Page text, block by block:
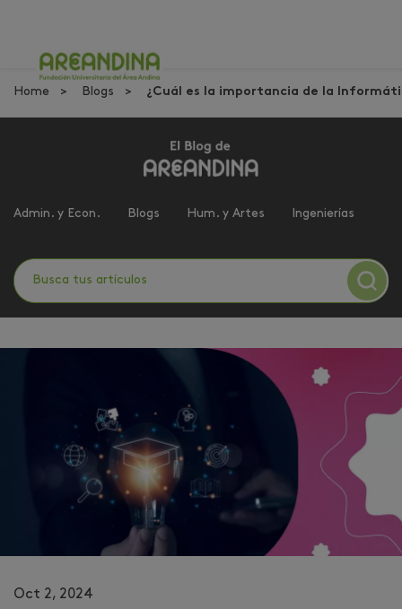
Home Blogs ¿Cuál es la importancia de la
Admin. y Econ. Blogs Hum. y Artes Ingenierías
Oct 2, 2024